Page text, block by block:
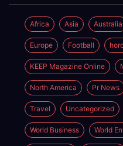
Africa Asia Australia
Europe Football
KEEP Magazine Online
North America Pr News
Travel Uncategorized
World Business World